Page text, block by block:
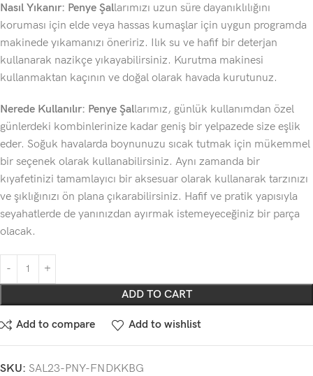
Nasıl Yıkanır: Penye Şallarımızı uzun süre dayanıklılığını
koruması için elde veya hassas kumaşlar için uygun programda
makinede yıkamanızı öneririz. Ilık su ve hafif bir deterjan
kullanarak nazikçe yıkayabilirsiniz. Kurutma makinesi
kullanmaktan kaçının ve doğal olarak havada kurutunuz.
Nerede Kullanılır: Penye Şallarımız, günlük kullanımdan özel
günlerdeki kombinlerinize kadar geniş bir yelpazede size eşlik
eder. Soğuk havalarda boynunuzu sıcak tutmak için mükemmel
bir seçenek olarak kullanabilirsiniz. Aynı zamanda bir
kıyafetinizi tamamlayıcı bir aksesuar olarak kullanarak tarzınızı
ve şıklığınızı ön plana çıkarabilirsiniz. Hafif ve pratik yapısıyla
seyahatlerde de yanınızdan ayırmak istemeyeceğiniz bir parça
olacak.
ADD TO CART
Add to compare Add to wishlist
SKU: SAL23-PNY-FNDKKBG